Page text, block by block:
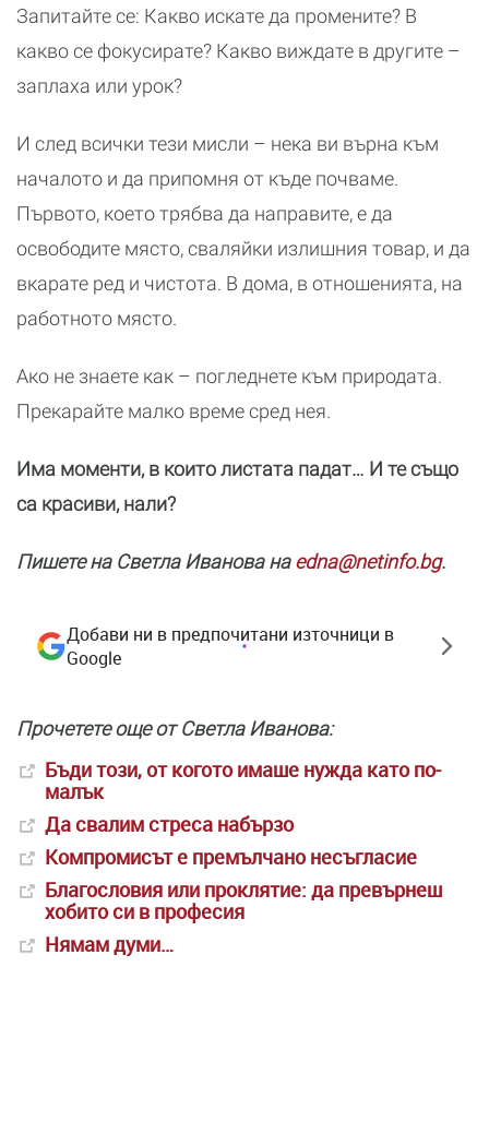
Запитайте се: Какво искате да промените? В
какво се фокусирате? Какво виждате в другите –
заплаха или урок?
И след всички тези мисли – нека ви върна към
началото и да припомня от къде почваме.
Първото, което трябва да направите, е да
освободите място, сваляйки излишния товар, и да
вкарате ред и чистота. В дома, в отношенията, на
работното място.
Ако не знаете как – погледнете към природата.
Прекарайте малко време сред нея.
Има моменти, в които листата падат… И те също
са красиви, нали?
Пишете на Светла Иванова наedna@netinfo.bg.
Добави ни в предпочитани източници в
Google
Прочетете още от Светла Иванова:
Бъди този, от когото имаше нужда като по-
малък
Да свалим стреса набързо
Компромисът е премълчано несъгласие
Благословия или проклятиe: да превърнеш
хобито си в професия
Нямам думи…